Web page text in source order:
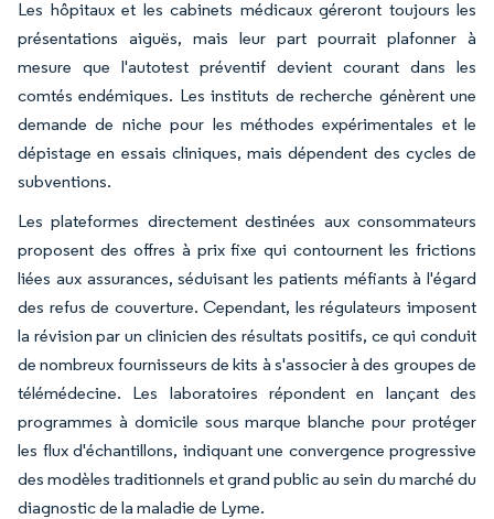
Les hôpitaux et les cabinets médicaux géreront toujours les
présentations aiguës, mais leur part pourrait plafonner à
mesure que l'autotest préventif devient courant dans les
comtés endémiques. Les instituts de recherche génèrent une
demande de niche pour les méthodes expérimentales et le
dépistage en essais cliniques, mais dépendent des cycles de
subventions.
Les plateformes directement destinées aux consommateurs
proposent des offres à prix fixe qui contournent les frictions
liées aux assurances, séduisant les patients méfiants à l'égard
des refus de couverture. Cependant, les régulateurs imposent
la révision par un clinicien des résultats positifs, ce qui conduit
de nombreux fournisseurs de kits à s'associer à des groupes de
télémédecine. Les laboratoires répondent en lançant des
programmes à domicile sous marque blanche pour protéger
les flux d'échantillons, indiquant une convergence progressive
des modèles traditionnels et grand public au sein du marché du
diagnostic de la maladie de Lyme.